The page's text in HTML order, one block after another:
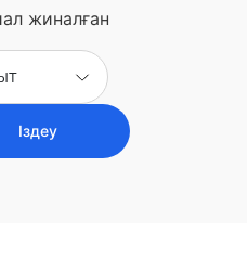
жиналған
Іздеу